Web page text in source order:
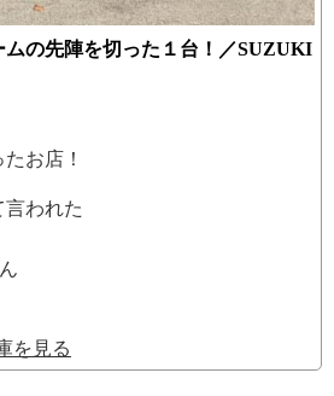
ムの先陣を切った１台！／SUZUKI
お店！
言われた
を見る